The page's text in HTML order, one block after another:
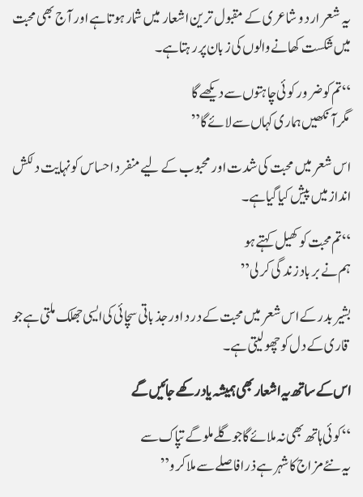
یہ شعر اردو شاعری کے مقبول ترین اشعار میں شمار ہوتا ہے اور آج بھی محبت
میں شکست کھانے والوں کی زبان پر رہتا ہے۔
“تم کو ضرور کوئی چاہتوں سے دیکھے گا
مگر آنکھیں ہماری کہاں سے لائے گا”
اس شعر میں محبت کی شدت اور محبوب کے لیے منفرد احساس کو نہایت دلکش
انداز میں پیش کیا گیا ہے۔
“تم محبت کو کھیل کہتے ہو
ہم نے برباد زندگی کر لی”
بشیر بدر کے اس شعر میں محبت کے درد اور جذباتی سچائی کی ایسی جھلک ملتی ہے جو
قاری کے دل کو چھو لیتی ہے۔
اس کے ساتھ یہ اشعار بھی ہمیشہ یاد رکھے جائیں گے
“کوئی ہاتھ بھی نہ ملائے گا جو گلے ملو گے تپاک سے
یہ نئے مزاج کا شہر ہے ذرا فاصلے سے ملا کرو”